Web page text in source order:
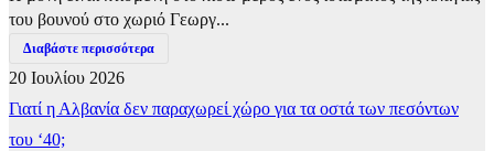
του βουνού στο χωριό Γεωργ...
Διαβάστε περισσότερα
20 Ιουλίου 2026
Γιατί η Αλβανία δεν παραχωρεί χώρο για τα οστά των πεσόντων
του ‘40;